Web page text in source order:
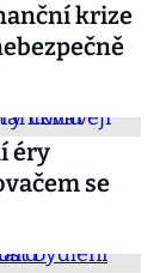
krize
éry
se